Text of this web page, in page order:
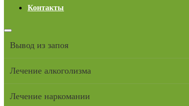
Контакты
Вывод из запоя
Лечение алкоголизма
Лечение наркомании